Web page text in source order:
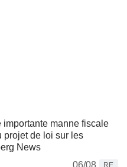
manne fiscale
projet de loi sur les
News
06/08
RE